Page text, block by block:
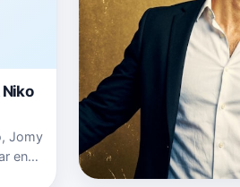
Niko
Jomy
en